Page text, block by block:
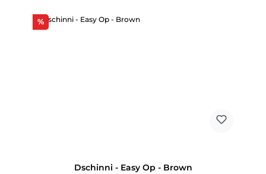
%Rabatt
Dschinni - Easy Op - Brown